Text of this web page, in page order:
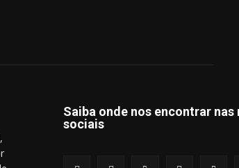
Saiba onde nos encontrar nas
sociais